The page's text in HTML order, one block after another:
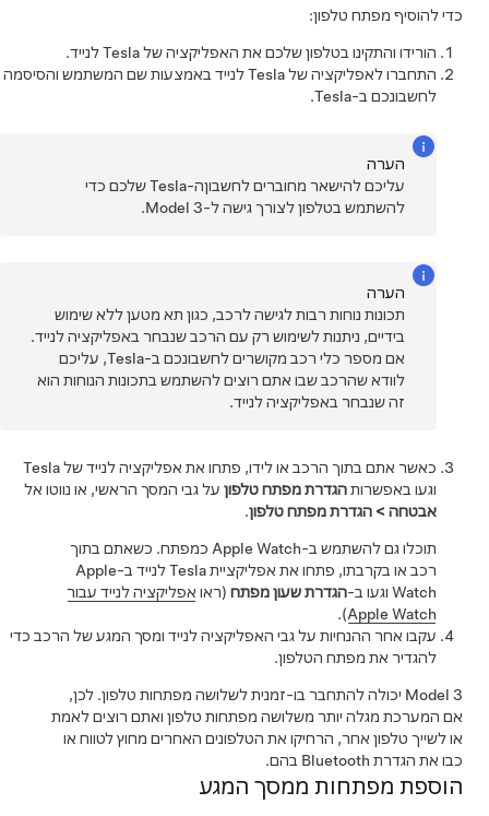
כדי להוסיף מפתח טלפון:
‏הורידו והתקינו בטלפון שלכם את האפליקציה של Tesla לנייד.
התחברו לאפליקציה של Tesla לנייד באמצעות שם המשתמש והסיסמה
לחשבונכם ב-Tesla.
הערה
עליכם להישאר מחוברים לחשבוןה-Tesla שלכם כדי
להשתמש בטלפון לצורך גישה ל-Model 3
.
הערה
תכונות נוחות רבות לגישה לרכב, כגון תא מטען ללא שימוש
בידיים, ניתנות לשימוש רק עם הרכב שנבחר באפליקציה לנייד.
אם מספר כלי רכב מקושרים לחשבונכם ב-Tesla, עליכם
לוודא שהרכב שבו אתם רוצים להשתמש בתכונות הנוחות הוא
זה שנבחר באפליקציה לנייד.
כאשר אתם בתוך הרכב או לידו, פתחו את אפליקציה לנייד של Tesla
וגעו באפשרותהגדרת מפתח טלפוןעל גבי המסך הראשי, או נווטו אל
אבטחה>הגדרת מפתח טלפון.
תוכלו גם להשתמש ב-Apple Watch כמפתח. כשאתם בתוך
רכב או בקרבתו, פתחו את אפליקציית Tesla לנייד ב-Apple
Watch וגעו ב-
הגדרת שעון מפתח(ראואפליקציה לנייד עבור
Apple Watch
).
עקבו אחר ההנחיות על גבי האפליקציה לנייד ומסך המגע של הרכב כדי
להגדיר את מפתח הטלפון.
Model 3יכולה להתחבר בו-זמנית לשלושה מפתחות טלפון. לכן,
אם המערכת מגלה יותר משלושה מפתחות טלפון ואתם רוצים לאמת
או לשייך טלפון אחר, הרחיקו את הטלפונים האחרים מחוץ לטווח או
כבו את הגדרת Bluetooth בהם.
הוספת מפתחות ממסך המגע